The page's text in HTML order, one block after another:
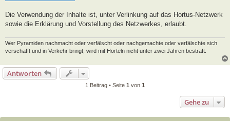
Die Verwendung der Inhalte ist, unter Verlinkung auf das Hortus-Netzwerk
sowie die Erklärung und Vorstellung des Netzwerkes, erlaubt.
Wer Pyramiden nachmacht oder verfälscht oder nachgemachte oder verfälschte sich
verschafft und in Verkehr bringt, wird mit Horteln nicht unter zwei Jahren bestraft.
Antworten
1 Beitrag • Seite 1 von 1
Gehe zu